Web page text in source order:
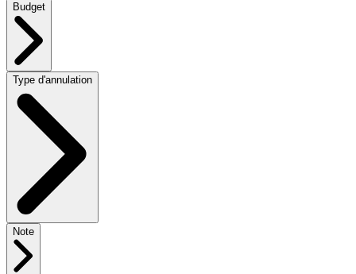
Budget
Type d'annulation
Note